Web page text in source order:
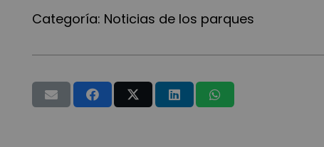
Categoría: Noticias de los parques